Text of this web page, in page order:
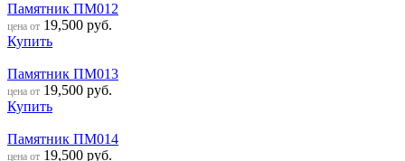
Памятник ПМ012
цена от 19,500 руб.
Купить
Памятник ПМ013
цена от 19,500 руб.
Купить
Памятник ПМ014
цена от 19,500 руб.